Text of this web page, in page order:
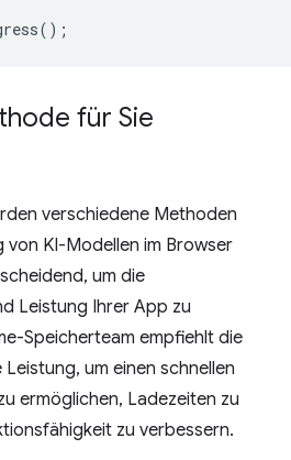
();
für Sie
verschiedene Methoden
von KI-Modellen im Browser
um die
Leistung Ihrer App zu
Speicherteam empfiehlt die
um einen schnellen
ermöglichen, Ladezeiten zu
zu verbessern.